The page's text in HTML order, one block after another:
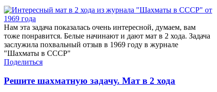
Нам эта задача показалась очень интересной, думаем, вам
тоже понравится. Белые начинают и дают мат в 2 хода. Задача
заслужила похвальный отзыв в 1969 году в журнале
"Шахматы в СССР"
Поделиться
Решите шахматную задачу. Мат в 2 хода